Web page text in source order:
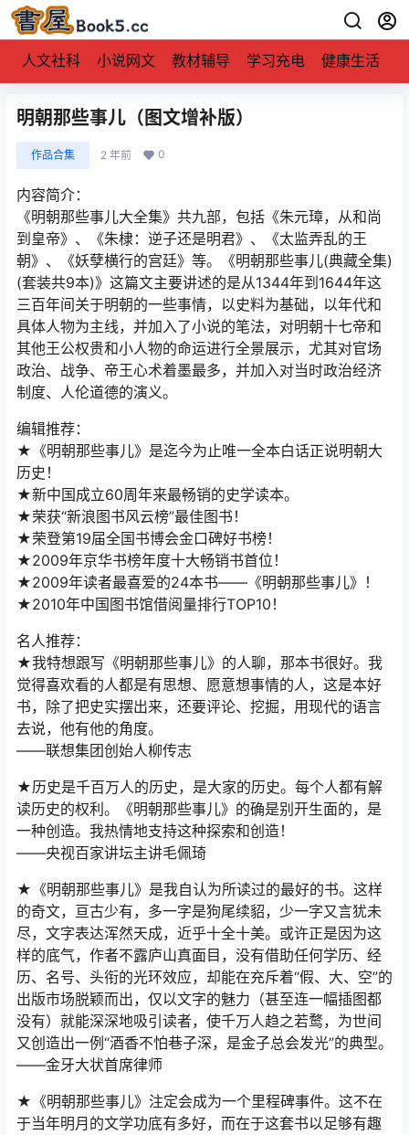
人文社科 小说网文 教材辅导 学习充电 健康生活
明朝那些事儿（图文增补版）
作品合集 2 年前 0
内容简介：
《明朝那些事儿大全集》共九部，包括《朱元璋，从和尚
到皇帝》、《朱棣：逆子还是明君》、《太监弄乱的王
朝》、《妖孽横行的宫廷》等。《明朝那些事儿(典藏全集)
(套装共9本)》这篇文主要讲述的是从1344年到1644年这
三百年间关于明朝的一些事情，以史料为基础，以年代和
具体人物为主线，并加入了小说的笔法，对明朝十七帝和
其他王公权贵和小人物的命运进行全景展示，尤其对官场
政治、战争、帝王心术着墨最多，并加入对当时政治经济
制度、人伦道德的演义。
编辑推荐：
★《明朝那些事儿》是迄今为止唯一全本白话正说明朝大
历史！
★新中国成立60周年来最畅销的史学读本。
★荣获“新浪图书风云榜”最佳图书！
★荣登第19届全国书博会金口碑好书榜！
★2009年京华书榜年度十大畅销书首位！
★2009年读者最喜爱的24本书——《明朝那些事儿》！
★2010年中国图书馆借阅量排行TOP10！
名人推荐：
★我特想跟写《明朝那些事儿》的人聊，那本书很好。我
觉得喜欢看的人都是有思想、愿意想事情的人，这是本好
书，除了把史实摆出来，还要评论、挖掘，用现代的语言
去说，他有他的角度。
——联想集团创始人柳传志
★历史是千百万人的历史，是大家的历史。每个人都有解
读历史的权利。《明朝那些事儿》的确是别开生面的，是
一种创造。我热情地支持这种探索和创造！
——央视百家讲坛主讲毛佩琦
★《明朝那些事儿》是我自认为所读过的最好的书。这样
的奇文，亘古少有，多一字是狗尾续貂，少一字又言犹未
尽，文字表达浑然天成，近乎十全十美。或许正是因为这
样的底气，作者不露庐山真面目，没有借助任何学历、经
历、名号、头衔的光环效应，却能在充斥着“假、大、空”的
出版市场脱颖而出，仅以文字的魅力（甚至连一幅插图都
没有）就能深深地吸引读者，使千万人趋之若鹜，为世间
又创造出一例“酒香不怕巷子深，是金子总会发光”的典型。
——金牙大状首席律师
★《明朝那些事儿》注定会成为一个里程碑事件。这不在
于当年明月的文学功底有多好，而在于这套书以足够有趣